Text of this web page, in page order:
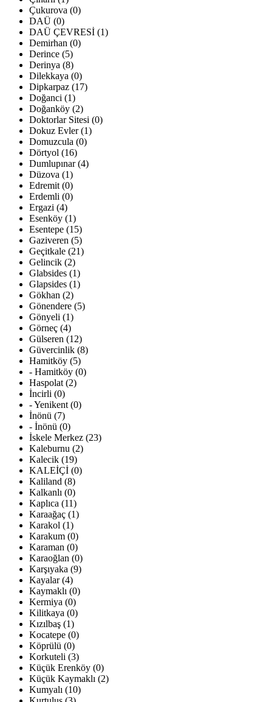
Çukurova (0)
DAÜ (0)
DAÜ ÇEVRESİ (1)
Demirhan (0)
Derince (5)
Derinya (8)
Dilekkaya (0)
Dipkarpaz (17)
Doğanci (1)
Doğanköy (2)
Doktorlar Sitesi (0)
Dokuz Evler (1)
Domuzcula (0)
Dörtyol (16)
Dumlupınar (4)
Düzova (1)
Edremit (0)
Erdemli (0)
Ergazi (4)
Esenköy (1)
Esentepe (15)
Gaziveren (5)
Geçitkale (21)
Gelincik (2)
Glabsides (1)
Glapsides (1)
Gökhan (2)
Gönendere (5)
Gönyeli (1)
Görneç (4)
Gülseren (12)
Güvercinlik (8)
Hamitköy (5)
- Hamitköy (0)
Haspolat (2)
İncirli (0)
- Yenikent (0)
İnönü (7)
- İnönü (0)
İskele Merkez (23)
Kaleburnu (2)
Kalecik (19)
KALEİÇİ (0)
Kaliland (8)
Kalkanlı (0)
Kaplıca (11)
Karaağaç (1)
Karakol (1)
Karakum (0)
Karaman (0)
Karaoğlan (0)
Karşıyaka (9)
Kayalar (4)
Kaymaklı (0)
Kermiya (0)
Kilitkaya (0)
Kızılbaş (1)
Kocatepe (0)
Köprülü (0)
Korkuteli (3)
Küçük Erenköy (0)
Küçük Kaymaklı (2)
Kumyalı (10)